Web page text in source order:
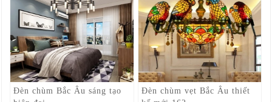
Đèn chùm Bắc Âu sáng tạo
Đèn chùm vẹt Bắc Âu thiết